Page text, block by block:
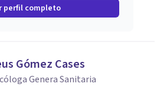
perfil completo
Gómez Cases
Genera Sanitaria